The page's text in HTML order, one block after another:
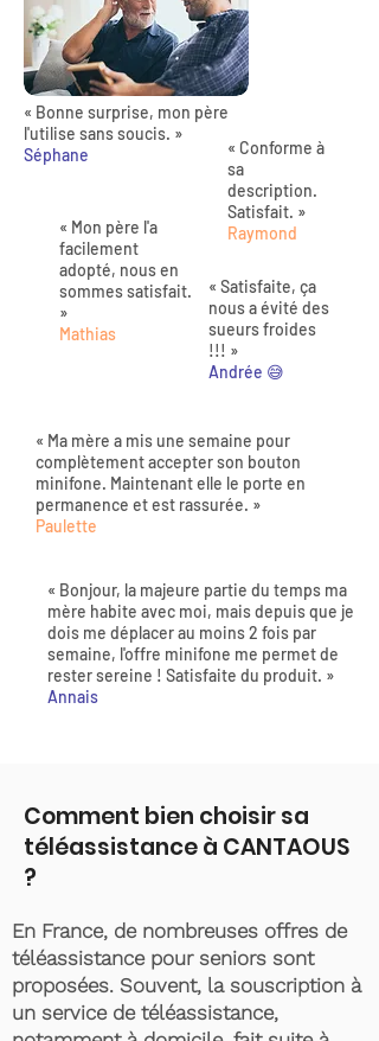
« Bonne surprise, mon père
l'utilise sans soucis. »
Séphane
« Mon père l'a
facilement
adopté, nous en
sommes satisfait.
»
Mathias
« Conforme à
sa
description.
Satisfait. »
Raymond
« Satisfaite, ça
nous a évité des
sueurs froides
!!! »
Andrée 😅
« Ma mère a mis une semaine pour
complètement accepter son bouton
minifone. Maintenant elle le porte en
permanence et est rassurée. »
Paulette
« Bonjour, la majeure partie du temps ma
mère habite avec moi, mais depuis que je
dois me déplacer au moins 2 fois par
semaine, l'offre minifone me permet de
rester sereine ! Satisfaite du produit. »
Annais
Comment bien choisir sa
téléassistance à CANTAOUS
?
En France, de nombreuses offres de
téléassistance pour seniors sont
proposées. Souvent, la souscription à
un service de téléassistance,